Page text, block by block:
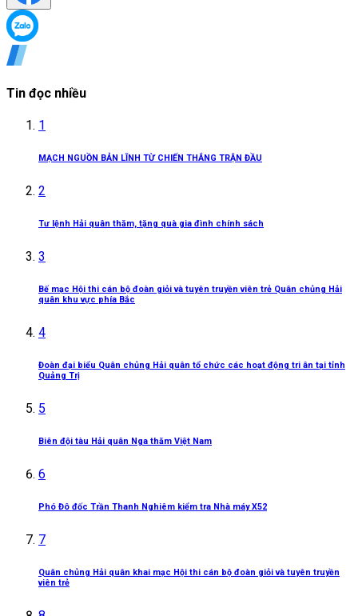
Tin đọc nhiều
1
MẠCH NGUỒN BẢN LĨNH TỪ CHIẾN THẮNG TRẬN ĐẦU
2
Tư lệnh Hải quân thăm, tặng quà gia đình chính sách
3
Bế mạc Hội thi cán bộ đoàn giỏi và tuyên truyền viên trẻ Quân chủng Hải
quân khu vực phía Bắc
4
Đoàn đại biểu Quân chủng Hải quân tổ chức các hoạt động tri ân tại tỉnh
Quảng Trị
5
Biên đội tàu Hải quân Nga thăm Việt Nam
6
Phó Đô đốc Trần Thanh Nghiêm kiểm tra Nhà máy X52
7
Quân chủng Hải quân khai mạc Hội thi cán bộ đoàn giỏi và tuyên truyền
viên trẻ